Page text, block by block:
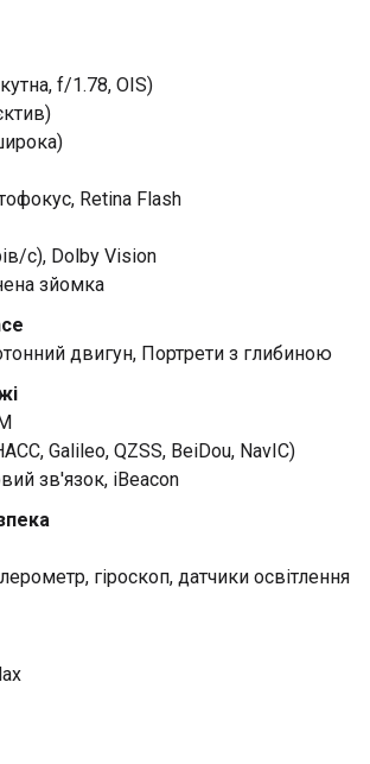
f/1.78, OIS)
Retina Flash
с), Dolby Vision
зйомка
двигун, Портрети з глибиною
Galileo, QZSS, BeiDou, NavIC)
зв'язок, iBeacon
гіроскоп, датчики освітлення